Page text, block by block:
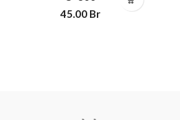
45.00 Br